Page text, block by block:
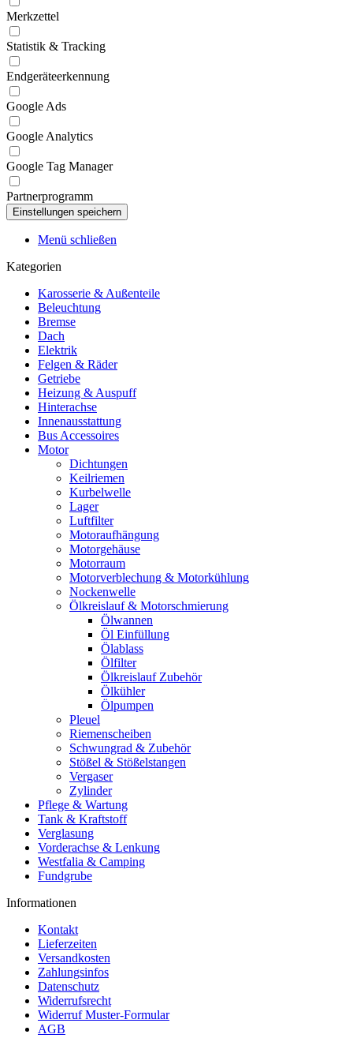
Merkzettel
Statistik & Tracking
Endgeräteerkennung
Google Ads
Google Analytics
Google Tag Manager
Partnerprogramm
Menü schließen
Kategorien
Karosserie & Außenteile
Beleuchtung
Bremse
Dach
Elektrik
Felgen & Räder
Getriebe
Heizung & Auspuff
Hinterachse
Innenausstattung
Bus Accessoires
Motor
Dichtungen
Keilriemen
Kurbelwelle
Lager
Luftfilter
Motoraufhängung
Motorgehäuse
Motorraum
Motorverblechung & Motorkühlung
Nockenwelle
Ölkreislauf & Motorschmierung
Ölwannen
Öl Einfüllung
Ölablass
Ölfilter
Ölkreislauf Zubehör
Ölkühler
Ölpumpen
Pleuel
Riemenscheiben
Schwungrad & Zubehör
Stößel & Stößelstangen
Vergaser
Zylinder
Pflege & Wartung
Tank & Kraftstoff
Verglasung
Vorderachse & Lenkung
Westfalia & Camping
Fundgrube
Informationen
Kontakt
Lieferzeiten
Versandkosten
Zahlungsinfos
Datenschutz
Widerrufsrecht
Widerruf Muster-Formular
AGB